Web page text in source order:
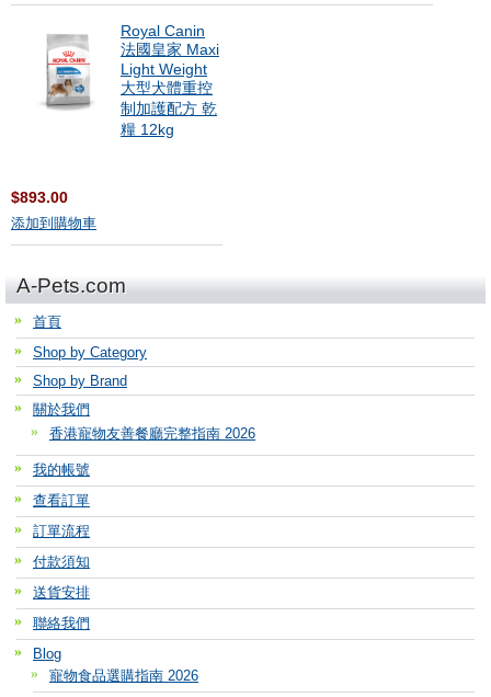
Royal Canin
法國皇家 Maxi
Light Weight
大型犬體重控
制加護配方 乾
糧 12kg
$893.00
添加到購物車
A-Pets.com
首頁
Shop by Category
Shop by Brand
關於我們
香港寵物友善餐廳完整指南 2026
我的帳號
查看訂單
訂單流程
付款須知
送貨安排
聯絡我們
Blog
寵物食品選購指南 2026